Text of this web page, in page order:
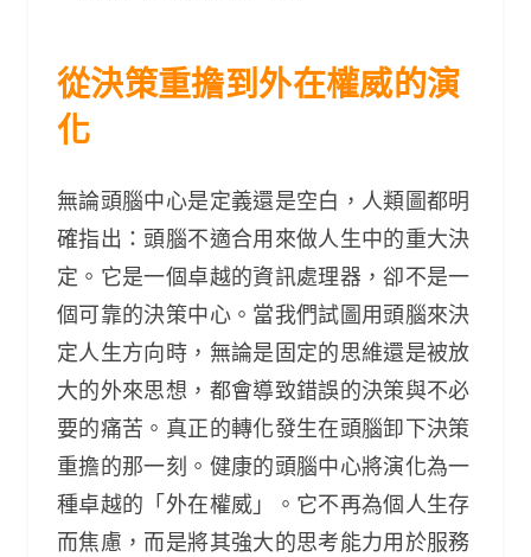
從決策重擔到外在權威的演
化
無論頭腦中心是定義還是空白，人類圖都明
確指出：頭腦不適合用來做人生中的重大決
定。它是一個卓越的資訊處理器，卻不是一
個可靠的決策中心。當我們試圖用頭腦來決
定人生方向時，無論是固定的思維還是被放
大的外來思想，都會導致錯誤的決策與不必
要的痛苦。真正的轉化發生在頭腦卸下決策
重擔的那一刻。健康的頭腦中心將演化為一
種卓越的「外在權威」。它不再為個人生存
而焦慮，而是將其強大的思考能力用於服務